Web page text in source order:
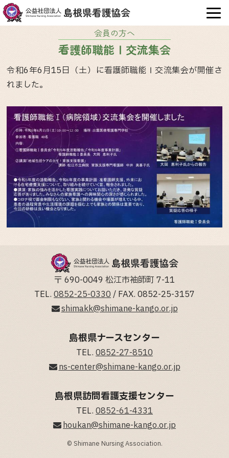
会員の方へ
看護師職能Ⅰ交流集会
令和6年6月15日（土）に看護師職能Ⅰ交流集会が開催さ
れました。
〒 690-0049 松江市袖師町 7-11
TEL. 0852-25-0330/ FAX. 0852-25-3157
shimakk@shimane-kango.or.jp
島根県ナースセンター
TEL. 0852-27-8510
ns-center@shimane-kango.or.jp
島根県訪問看護支援センター
TEL. 0852-61-4331
houkan@shimane-kango.or.jp
© Shimane Nursing Association.